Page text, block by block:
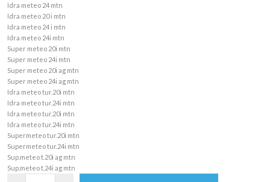
Idra meteo 24 mtn
Idra meteo 20 i mtn
Idra meteo 24 i mtn
Idra meteo 24i mtn
Super meteo 20i mtn
Super meteo 24i mtn
Super meteo 20i ag mtn
Super meteo 24i ag mtn
Idra meteo tur.20i mtn
Idra meteo tur.24i mtn
Idra meteo tur.20i mtn
Idra meteo tur.24i mtn
Supermeteo tur.20i mtn
Supermeteo tur.24i mtn
Sup.meteo t.20i ag mtn
Sup.meteo t.24i ag mtn